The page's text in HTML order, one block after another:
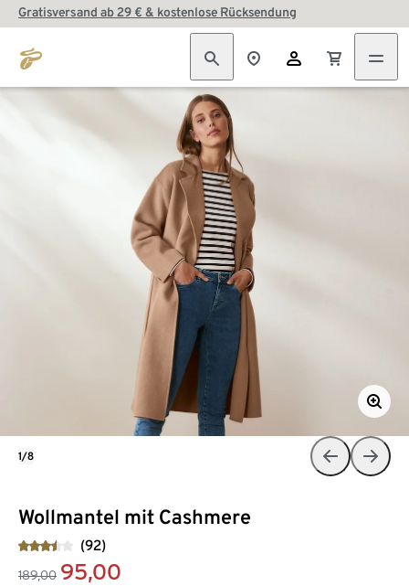
Gratisversand ab 29 € & kostenlose Rücksendung
Wollmantel mit Cashmere
(92)
189,00 95,00
1/8